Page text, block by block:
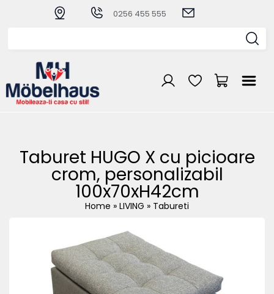
0256 455 555
Taburet HUGO X cu picioare
crom, personalizabil
100x70xH42cm
Home » LIVING » Tabureti